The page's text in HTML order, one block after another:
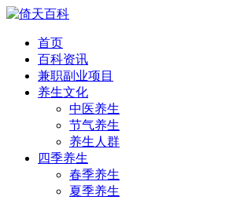
首页
百科资讯
兼职副业项目
养生文化
中医养生
节气养生
养生人群
四季养生
春季养生
夏季养生